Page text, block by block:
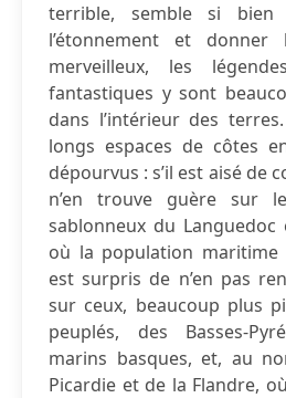
terrible, semble si
l’étonnement et
merveilleux, les
fantastiques y sont
dans l’intérieur des
longs espaces de côtes
dépourvus : s’il est aisé de
n’en trouve guère sur
sablonneux du Languedoc
où la population maritime
est surpris de n’en pas
sur ceux, beaucoup plus
peuplés, des Basses-
marins basques, et, au
Picardie et de la Flandre,